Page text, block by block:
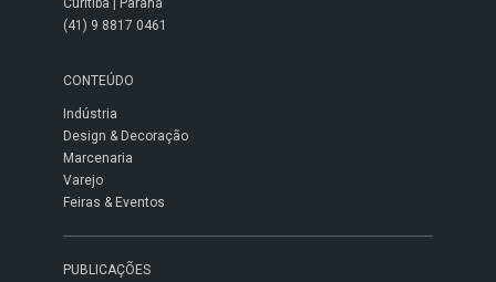
Curitiba | Paraná
(41) 9 8817 0461
CONTEÚDO
Indústria
Design & Decoração
Marcenaria
Varejo
Feiras & Eventos
PUBLICAÇÕES